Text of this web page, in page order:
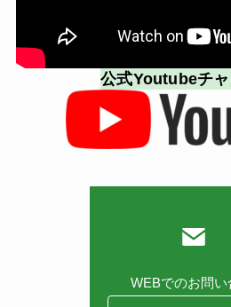
公式Youtubeチ
WEBでのお問い